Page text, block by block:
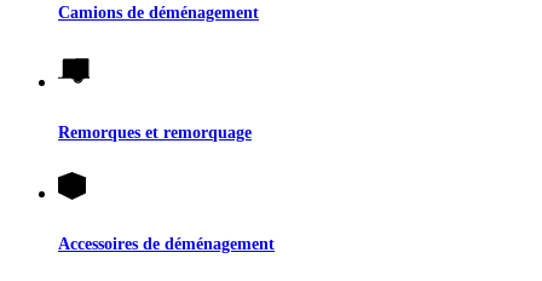
Camions de déménagement
Remorques et remorquage
Accessoires de déménagement